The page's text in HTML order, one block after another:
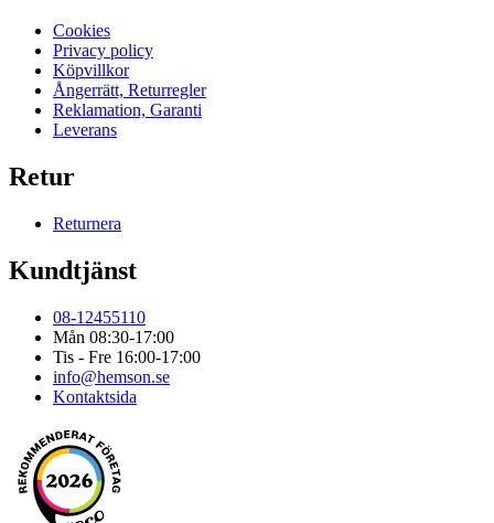
Cookies
Privacy policy
Köpvillkor
Ångerrätt, Returregler
Reklamation, Garanti
Leverans
Retur
Returnera
Kundtjänst
08-12455110
Mån 08:30-17:00
Tis - Fre 16:00-17:00
info@hemson.se
Kontaktsida